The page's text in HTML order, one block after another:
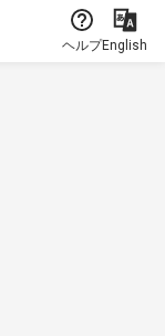
ヘルプEnglish